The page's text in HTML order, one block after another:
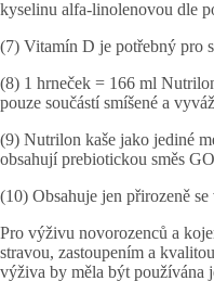
kyselinu alfa-linolenovou dle
(7) Vitamín D je potřebný pro
(8) 1 hrneček = 166 ml
pouze součástí smíšené a
(9) Nutrilon kaše jako jediné
obsahují prebiotickou směs
(10) Obsahuje jen přirozeně
Pro výživu novorozenců a
stravou, zastoupením a
výživa by měla být používána